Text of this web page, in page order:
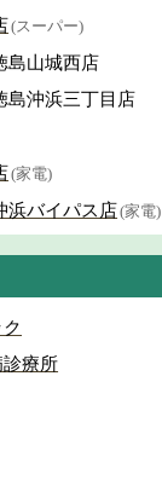
(スーパー)
島山城西店
島沖浜三丁目店
(家電)
浜バイパス店(家電)
療所